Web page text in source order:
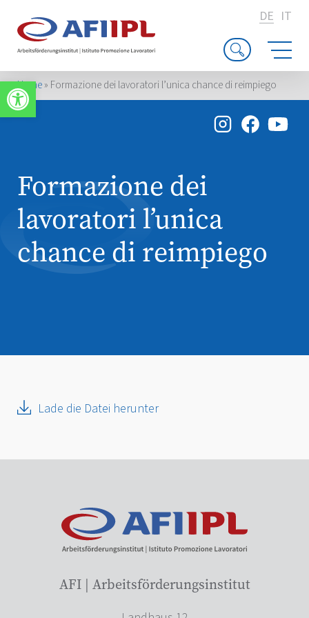
Werkzeugleiste öffnen
DE IT
Home» Formazione dei lavoratori l’unica chance di reimpiego
Formazione dei
lavoratori l’unica
chance di reimpiego
Lade die Datei herunter
AFI | Arbeitsförderungsinstitut